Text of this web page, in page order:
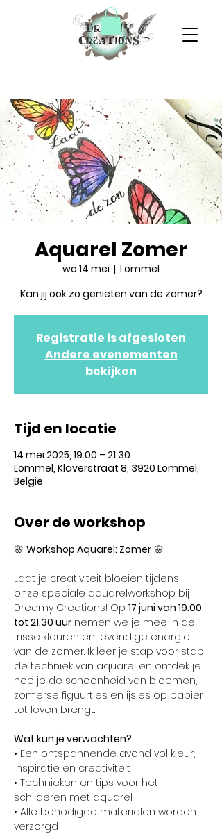
Aquarel Zomer
wo 14 mei
  |
Lommel
Kan jij ook zo genieten van de zomer?
Registratie is afgesloten
Andere evenementen
bekijken
Tijd en locatie
14 mei 2025, 19:00 – 21:30
Lommel, Klaverstraat 8, 3920 Lommel,
België
Over de workshop
🌸 Workshop Aquarel: Zomer 🌸
Laat je creativiteit bloeien tijdens
onze speciale aquarelworkshop bij
Dreamy Creations! Op 17 juni van 19.00
tot 21.30 uur nemen we je mee in de
frisse kleuren en levendige energie
van de zomer. Ik leer je stap voor stap
de techniek van aquarel en ontdek je
hoe je de schoonheid van bloemen,
zomerse figuurtjes en ijsjes op papier
tot leven brengt.
Wat kun je verwachten?
• Een ontspannende avond vol kleur,
inspiratie en creativiteit
• Technieken en tips voor het
schilderen met aquarel
• Alle benodigde materialen worden
verzorgd